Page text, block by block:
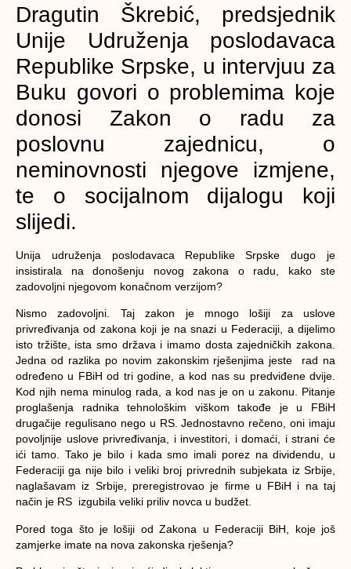
Dragutin Škrebić, predsjednik
Unije Udruženja poslodavaca
Republike Srpske, u intervjuu za
Buku govori o problemima koje
donosi Zakon o radu za
poslovnu zajednicu, o
neminovnosti njegove izmjene,
te o socijalnom dijalogu koji
slijedi.
Unija udruženja poslodavaca Republike Srpske dugo je
insistirala na donošenju novog zakona o radu, kako ste
zadovoljni njegovom konačnom verzijom?
Nismo zadovoljni. Taj zakon je mnogo lošiji za uslove
privređivanja od zakona koji je na snazi u Federaciji, a dijelimo
isto tržište, ista smo država i imamo dosta zajedničkih zakona.
Jedna od razlika po novim zakonskim rješenjima jeste rad na
određeno u FBiH od tri godine, a kod nas su predviđene dvije.
Kod njih nema minulog rada, a kod nas je on u zakonu. Pitanje
proglašenja radnika tehnološkim viškom takođe je u FBiH
drugačije regulisano nego u RS. Jednostavno rečeno, oni imaju
povoljnije uslove privređivanja, i investitori, i domaći, i strani će
ići tamo. Tako je bilo i kada smo imali porez na dividendu, u
Federaciji ga nije bilo i veliki broj privrednih subjekata iz Srbije,
naglašavam iz Srbije, preregistrovao je firme u FBiH i na taj
način je RS izgubila veliki priliv novca u budžet.
Pored toga što je lošiji od Zakona u Federaciji BiH, koje još
zamjerke imate na nova zakonska rješenja?